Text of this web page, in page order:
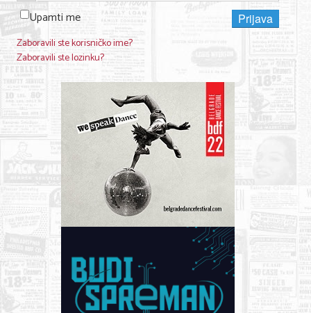
Upamti me
Prijava
Zaboravili ste korisničko ime?
Zaboravili ste lozinku?